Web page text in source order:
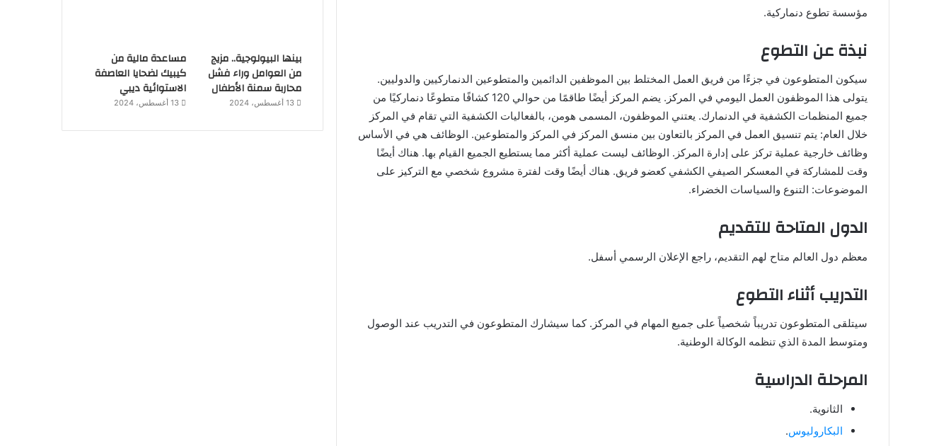
مؤسسة تطوع دنماركية.
نبذة عن التطوع
سيكون المتطوعون في جزءًا من فريق العمل المختلط بين الموظفين الدائمين والمتطوعين الدنماركيين والدوليين.
يتولى هذا الموظفون العمل اليومي في المركز. يضم المركز أيضًا طاقمًا من حوالي 120 كشافًا متطوعًا دنماركيًا من
جميع المنظمات الكشفية في الدنمارك. يعتني الموظفون، المسمى هومن، بالفعاليات الكشفية التي تقام في المركز
خلال العام: يتم تنسيق العمل في المركز بالتعاون بين منسق المركز في المركز والمتطوعين. الوظائف هي في الأساس
وظائف خارجية عملية تركز على إدارة المركز. الوظائف ليست عملية أكثر مما يستطيع الجميع القيام بها. هناك أيضًا
وقت للمشاركة في المعسكر الصيفي الكشفي كعضو فريق. هناك أيضًا وقت لفترة مشروع شخصي مع التركيز على
الموضوعات: التنوع والسياسات الخضراء.
الدول المتاحة للتقديم
معظم دول العالم متاح لهم التقديم، راجع الإعلان الرسمي أسفل.
التدريب أثناء التطوع
سيتلقى المتطوعون تدريباً شخصياً على جميع المهام في المركز. كما سيشارك المتطوعون في التدريب عند الوصول
ومتوسط المدة الذي تنظمه الوكالة الوطنية.
المرحلة الدراسية
الثانوية.
البكاروليوس.
بينها البيولوجية.. مزيج
من العوامل وراء فشل
محاربة سمنة الأطفال
13 أغسطس، 2024
مساعدة مالية من
كيبيك لضحايا العاصفة
الاستوائية ديبي
13 أغسطس، 2024